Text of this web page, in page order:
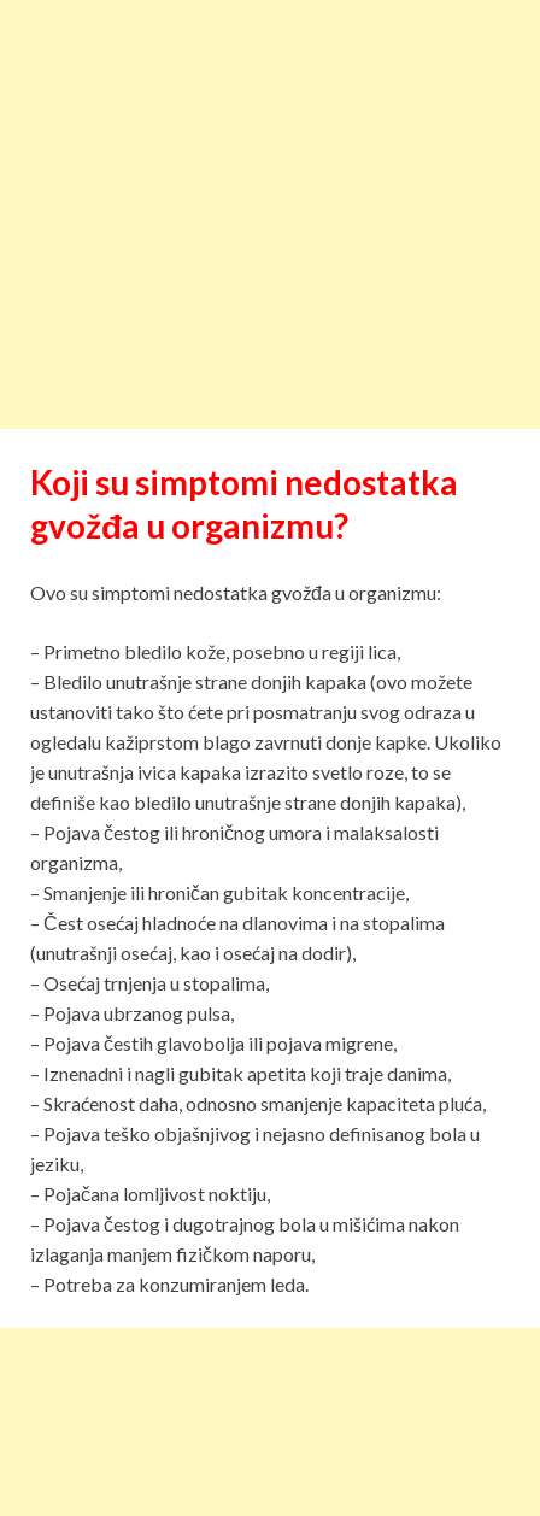
Koji su simptomi nedostatka
gvožđa u organizmu?
Ovo su simptomi nedostatka gvožđa u organizmu:
– Primetno bledilo kože, posebno u regiji lica,
– Bledilo unutrašnje strane donjih kapaka (ovo možete
ustanoviti tako što ćete pri posmatranju svog odraza u
ogledalu kažiprstom blago zavrnuti donje kapke. Ukoliko
je unutrašnja ivica kapaka izrazito svetlo roze, to se
definiše kao bledilo unutrašnje strane donjih kapaka),
– Pojava čestog ili hroničnog umora i malaksalosti
organizma,
– Smanjenje ili hroničan gubitak koncentracije,
– Čest osećaj hladnoće na dlanovima i na stopalima
(unutrašnji osećaj, kao i osećaj na dodir),
– Osećaj trnjenja u stopalima,
– Pojava ubrzanog pulsa,
– Pojava čestih glavobolja ili pojava migrene,
– Iznenadni i nagli gubitak apetita koji traje danima,
– Skraćenost daha, odnosno smanjenje kapaciteta pluća,
– Pojava teško objašnjivog i nejasno definisanog bola u
jeziku,
– Pojačana lomljivost noktiju,
– Pojava čestog i dugotrajnog bola u mišićima nakon
izlaganja manjem fizičkom naporu,
– Potreba za konzumiranjem leda.